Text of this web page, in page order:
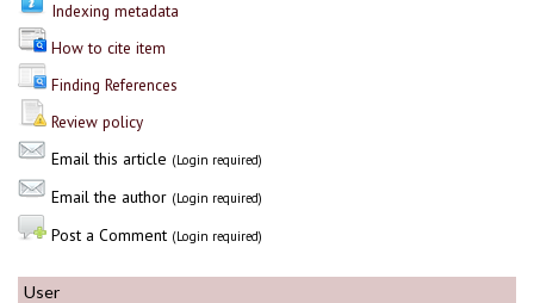
Indexing metadata
How to cite item
Finding References
Review policy
Email this article (Login required)
Email the author (Login required)
Post a Comment (Login required)
User